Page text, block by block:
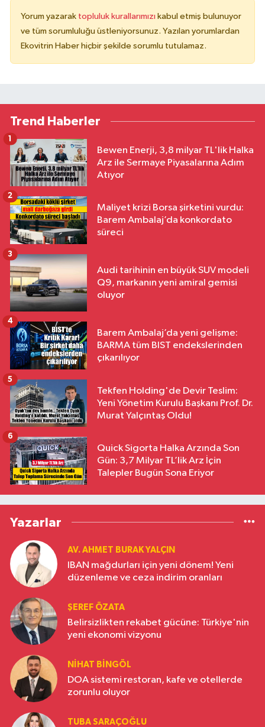
Yorum yazarak topluluk kurallarımızı kabul etmiş bulunuyor
ve tüm sorumluluğu üstleniyorsunuz. Yazılan yorumlardan
Ekovitrin Haber hiçbir şekilde sorumlu tutulamaz.
Trend Haberler
Bewen Enerji, 3,8 milyar TL'lik Halka
Arz ile Sermaye Piyasalarına Adım
Atıyor
1
Maliyet krizi Borsa şirketini vurdu:
Barem Ambalaj’da konkordato
süreci
2
Audi tarihinin en büyük SUV modeli
Q9, markanın yeni amiral gemisi
oluyor
3
Barem Ambalaj’da yeni gelişme:
BARMA tüm BIST endekslerinden
çıkarılıyor
4
Tekfen Holding'de Devir Teslim:
Yeni Yönetim Kurulu Başkanı Prof. Dr.
Murat Yalçıntaş Oldu!
5
Quick Sigorta Halka Arzında Son
Gün: 3,7 Milyar TL’lik Arz İçin
Talepler Bugün Sona Eriyor
6
Yazarlar
AV. AHMET BURAK YALÇIN
IBAN mağdurları için yeni dönem! Yeni
düzenleme ve ceza indirim oranları
ŞEREF ÖZATA
Belirsizlikten rekabet gücüne: Türkiye'nin
yeni ekonomi vizyonu
NIHAT BINGÖL
DOA sistemi restoran, kafe ve otellerde
zorunlu oluyor
TUBA SARAÇOĞLU